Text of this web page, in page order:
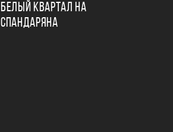
БЕЛЫЙ КВАРТАЛ НА
СПАНДАРЯНА